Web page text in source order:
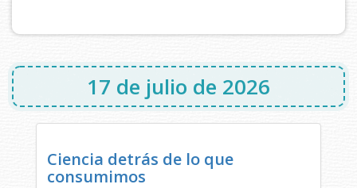
17 de julio de 2026
Ciencia detrás de lo que
consumimos